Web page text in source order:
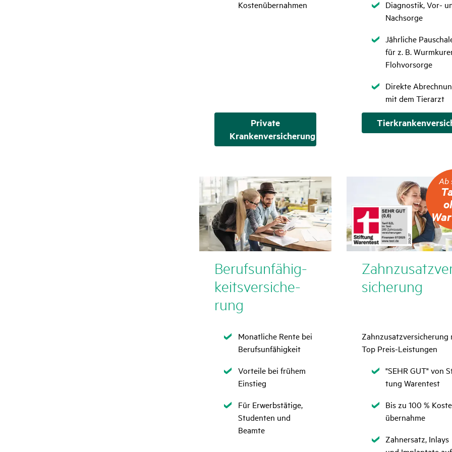
Kostenübernahmen
Private
Krankenversicherung
Zutreffend
Diagnostik, Vor-
Nachsorge
Zutreffend
Jährliche
für z. B.
Flohvorsorge
Zutreffend
Direkte
mit dem Tierarzt
Berufs­un­fä­hig­
keits­ver­si­che­
rung
Zutreffend
Monatliche Rente bei
Berufsunfähigkeit
Zutreffend
Vorteile bei frühem
Einstieg
Zutreffend
Für Erwerbstätige,
Studenten und
Beamte
Ab
Tarife
ohne
Ab
si­che­rung
Zahn­zu­satz­ver­si­che­rung
Top Preis-Leis­tungen
Zutref­
fend
"SEHR GUT" von
tung Waren­test
Zutref­
fend
Bis zu 100 %
über­nahme
Zutref­
Zahn­er­satz, Inlays